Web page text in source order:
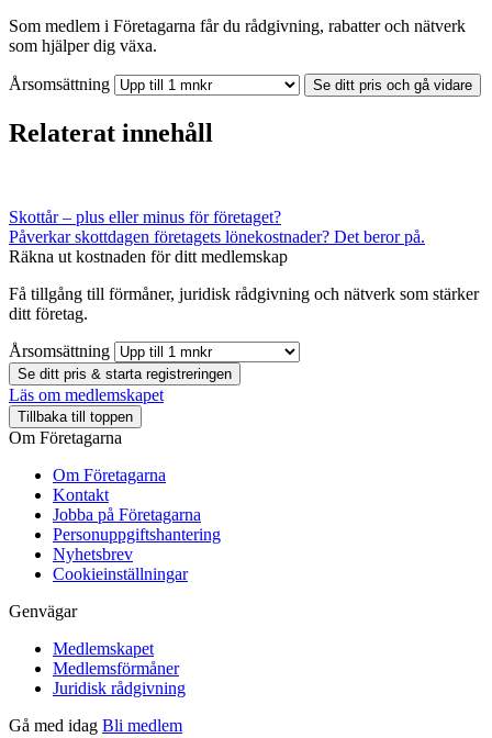
Som medlem i Företagarna får du rådgivning, rabatter och nätverk
som hjälper dig växa.
Årsomsättning Se ditt pris och gå vidare
Relaterat innehåll
Skottår – plus eller minus för företaget?
Påverkar skottdagen företagets lönekostnader? Det beror på.
Räkna ut kostnaden för ditt medlemskap
Få tillgång till förmåner, juridisk rådgivning och nätverk som stärker
ditt företag.
Årsomsättning
Se ditt pris & starta registreringen
Läs om medlemskapet
Tillbaka till toppen
Om Företagarna
Om Företagarna
Kontakt
Jobba på Företagarna
Personuppgiftshantering
Nyhetsbrev
Cookieinställningar
Genvägar
Medlemskapet
Medlemsförmåner
Juridisk rådgivning
Gå med idag Bli medlem